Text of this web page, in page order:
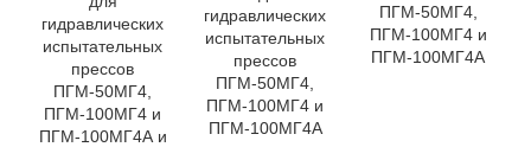
гидравлических
испытательных
прессов
ПГМ-50МГ4,
ПГМ-100МГ4 и
ПГМ-100МГ4А и
гидравлических
испытательных
прессов
ПГМ-50МГ4,
ПГМ-100МГ4 и
ПГМ-100МГ4А
ПГМ-50МГ4,
ПГМ-100МГ4 и
ПГМ-100МГ4А